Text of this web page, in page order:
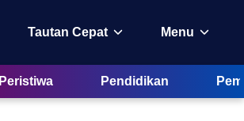
Tautan Cepat Menu
Peristiwa Pendidikan